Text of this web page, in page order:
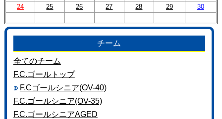
ブログ
パートナー
お問い合わせ
24
25 26 27 28 29 30
チーム
全てのチーム
F.C.ゴールトップ
F.Cゴールシニア(OV-40)
F.C.ゴールシニア(OV-35)
F.C.ゴールシニアAGED